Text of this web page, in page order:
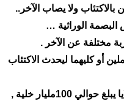
بالاكتئاب ولا يصاب الآخر..
الوراثية …
مختلفة عن الآخر .
أو كليهما ليحدث الاكتئاب
يتكون الدماغ من عدد هائل من الخلايا يبلغ حوالي 100مليار خلية ,